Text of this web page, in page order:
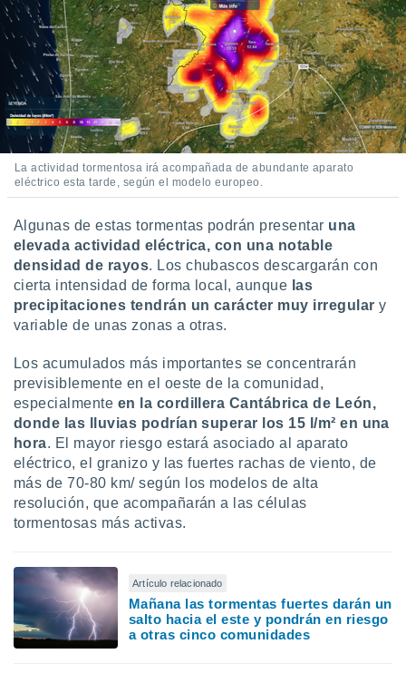
La actividad tormentosa irá acompañada de abundante aparato
eléctrico esta tarde, según el modelo europeo.
Algunas de estas tormentas podrán presentar una
elevada actividad eléctrica, con una notable
densidad de rayos. Los chubascos descargarán con
cierta intensidad de forma local, aunque las
precipitaciones tendrán un carácter muy irregular y
variable de unas zonas a otras.
Los acumulados más importantes se concentrarán
previsiblemente en el oeste de la comunidad,
especialmente en la cordillera Cantábrica de León,
donde las lluvias podrían superar los 15 l/m² en una
hora. El mayor riesgo estará asociado al aparato
eléctrico, el granizo y las fuertes rachas de viento, de
más de 70-80 km/ según los modelos de alta
resolución, que acompañarán a las células
tormentosas más activas.
Artículo relacionado
Mañana las tormentas fuertes darán un
salto hacia el este y pondrán en riesgo
a otras cinco comunidades